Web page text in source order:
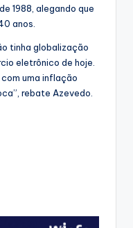
1988, alegando que
anos.
tinha globalização
eletrônico de hoje.
uma inflação
rebate Azevedo.